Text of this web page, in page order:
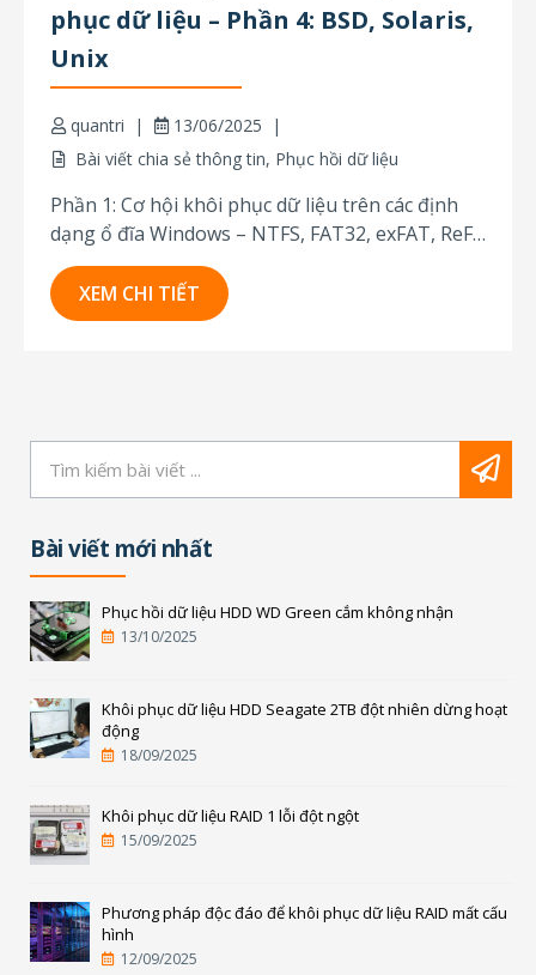
phục dữ liệu – Phần 4: BSD, Solaris,
Unix
quantri
13/06/2025
Bài viết chia sẻ thông tin, Phục hồi dữ liệu
Phần 1: Cơ hội khôi phục dữ liệu trên các định
dạng ổ đĩa Windows – NTFS, FAT32, exFAT, ReFS
Phần 2: Các loại Filesystem và cơ hội khôi phục
dữ liệu: macOS Phần 3: Các loại Filesystem và cơ
hội khôi phục dữ liệu: Linux Các loại filesystem
XEM CHI TIẾT
Bài viết mới nhất
Phục hồi dữ liệu HDD WD Green cắm không nhận
13/10/2025
Khôi phục dữ liệu HDD Seagate 2TB đột nhiên dừng hoạt
động
18/09/2025
Khôi phục dữ liệu RAID 1 lỗi đột ngột
15/09/2025
Phương pháp độc đáo để khôi phục dữ liệu RAID mất cấu
hình
12/09/2025